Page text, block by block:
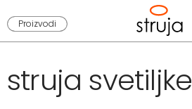
Proizvodi
struja svetiljke